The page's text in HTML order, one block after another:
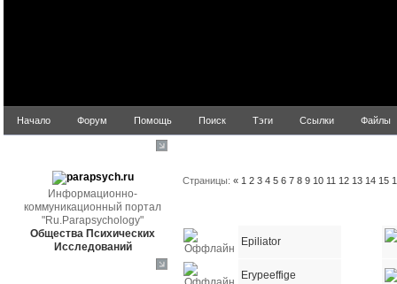
Начало Форум Помощь Поиск Тэги Ссылки Файлы
Информационно-
коммуникационный портал
"Ru.Parapsychology"
Общества Психических
Исследований
Страницы:« 1 2 3 4 5 6 7 8 9 10 11 12 13 14 15
Epiliator
Erypeeffige